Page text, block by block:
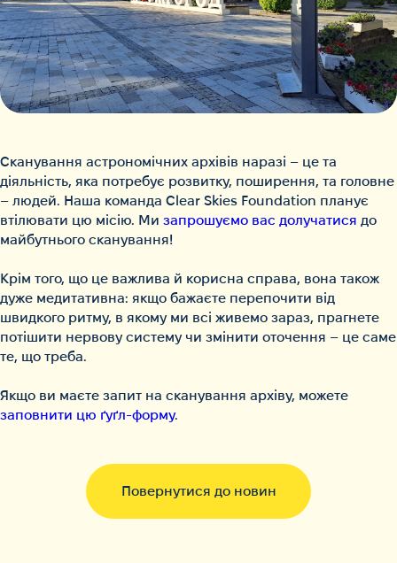
Сканування астрономічних архівів наразі – це та
діяльність, яка потребує розвитку, поширення, та головне
– людей. Наша команда Clear Skies Foundation планує
втілювати цю місію. Ми запрошуємо вас долучатися до
майбутнього сканування!
Крім того, що це важлива й корисна справа, вона також
дуже медитативна: якщо бажаєте перепочити від
швидкого ритму, в якому ми всі живемо зараз, прагнете
потішити нервову систему чи змінити оточення – це саме
те, що треба.
Якщо ви маєте запит на сканування архіву, можете
заповнити цю ґуґл-форму.
Повернутися до новин